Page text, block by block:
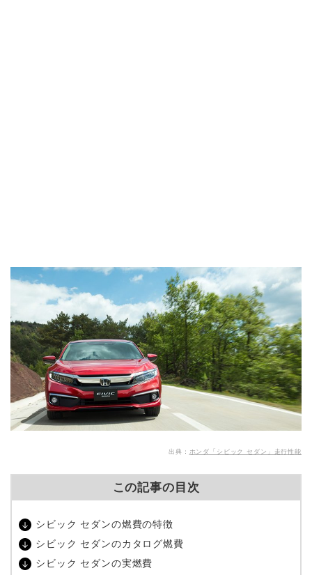
出典： ホンダ「シビック セダン」走行性能
この記事の目次
シビック セダンの燃費の特徴
シビック セダンのカタログ燃費
シビック セダンの実燃費